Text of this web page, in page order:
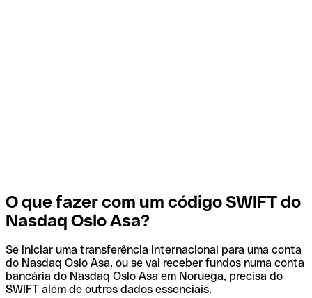
O que fazer com um código SWIFT do
Nasdaq Oslo Asa?
Se iniciar uma transferência internacional para uma conta
do Nasdaq Oslo Asa, ou se vai receber fundos numa conta
bancária do Nasdaq Oslo Asa em Noruega, precisa do
SWIFT além de outros dados essenciais.